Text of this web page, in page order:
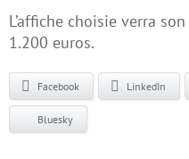
L’affiche choisie verra
1.200 euros.
Facebook LinkedIn
Bluesky